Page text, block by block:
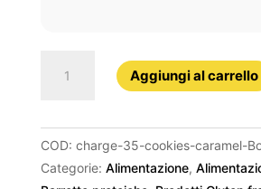
&
Caramel
quantità
Aggiungi al carrello
COD: charge-35-cookies-caramel-
Categorie: Alimentazione,